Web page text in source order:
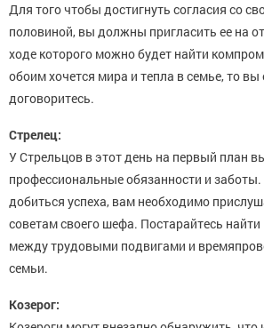
Для того чтобы достигнуть согласия со
половиной, вы должны пригласить ее на
ходе которого можно будет найти
обоим хочется мира и тепла в семье, то вы
договоритесь.
Стрелец:
У Стрельцов в этот день на первый план
профессиональные обязанности и
добиться успеха, вам необходимо
советам своего шефа. Постарайтесь
между трудовыми подвигами и
семьи.
Козерог: